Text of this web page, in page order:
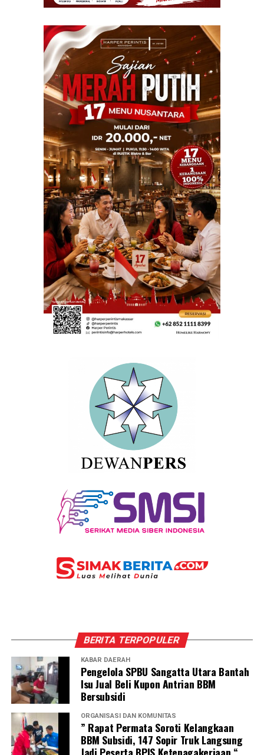
BERITA TERPOPULER
KABAR DAERAH
Pengelola SPBU Sangatta Utara Bantah
Isu Jual Beli Kupon Antrian BBM
Bersubsidi
ORGANISASI DAN KOMUNITAS
” Rapat Permata Soroti Kelangkaan
BBM Subsidi, 147 Sopir Truk Langsung